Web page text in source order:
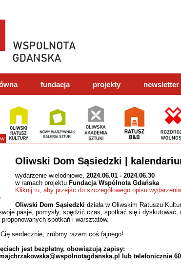
fundacja projekty newsletter
Oliwski Dom Sąsiedzki |
wydarzenie wielodniowe, 2024.06.01 - 2024.06.30
w ramach projektu Fundacja Wspólnota Gdańska
Kliknij tu, aby przejść do szczegółowego opisu
Oliwski Dom Sąsiedzki działa w Oliwskim Ratuszu
pasje, pomysły, spędzić czas, spotkać się i
spotkań i warsztatów.
serdecznie, zróbmy razem coś fajnego!
jest bezpłatny, obowiązują zapisy:
lub telefonicznie